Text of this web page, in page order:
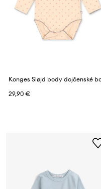
29,90 €